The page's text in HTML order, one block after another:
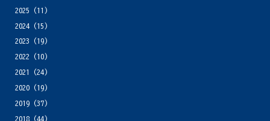
2025 (11)
2024(15)
2023 (19)
2022 (10)
2021
(24)
2020(19)
2019(37)
2018(44)